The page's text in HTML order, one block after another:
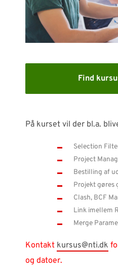
SUPPORT
WEBSHOP
Har du brug for hjælp?
NTI Group
Ísland
UK
Find
På kurset vil der bl.a.
Selection
Project
Bestilling af
Projekt gøres
Clash, BCF
Link imellem
Merge
Kontakt kursus@nti.dk
og datoer.